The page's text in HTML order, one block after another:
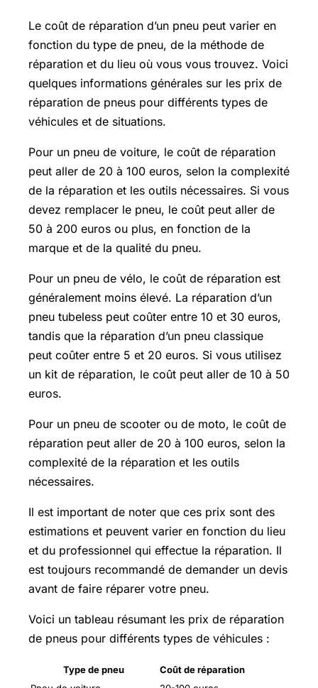
Le coût de réparation d’un pneu peut varier en
fonction du type de pneu, de la méthode de
réparation et du lieu où vous vous trouvez. Voici
quelques informations générales sur les prix de
réparation de pneus pour différents types de
véhicules et de situations.
Pour un pneu de voiture, le coût de réparation
peut aller de 20 à 100 euros, selon la complexité
de la réparation et les outils nécessaires. Si vous
devez remplacer le pneu, le coût peut aller de
50 à 200 euros ou plus, en fonction de la
marque et de la qualité du pneu.
Pour un pneu de vélo, le coût de réparation est
généralement moins élevé. La réparation d’un
pneu tubeless peut coûter entre 10 et 30 euros,
tandis que la réparation d’un pneu classique
peut coûter entre 5 et 20 euros. Si vous utilisez
un kit de réparation, le coût peut aller de 10 à 50
euros.
Pour un pneu de scooter ou de moto, le coût de
réparation peut aller de 20 à 100 euros, selon la
complexité de la réparation et les outils
nécessaires.
Il est important de noter que ces prix sont des
estimations et peuvent varier en fonction du lieu
et du professionnel qui effectue la réparation. Il
est toujours recommandé de demander un devis
avant de faire réparer votre pneu.
Voici un tableau résumant les prix de réparation
de pneus pour différents types de véhicules :
Type de pneu
Coût de réparation